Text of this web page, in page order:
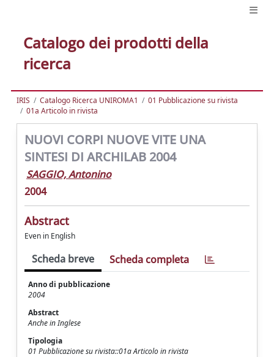
Catalogo dei prodotti della
ricerca
IRIS Catalogo Ricerca UNIROMA1
01 Pubblicazione su rivista
01a Articolo in rivista
NUOVI CORPI NUOVE VITE UNA
SINTESI DI ARCHILAB 2004
SAGGIO, Antonino
2004
Abstract
Even in English
Scheda breve Scheda completa
Anno di pubblicazione
2004
Abstract
Anche in Inglese
Tipologia
01 Pubblicazione su rivista::01a Articolo in rivista